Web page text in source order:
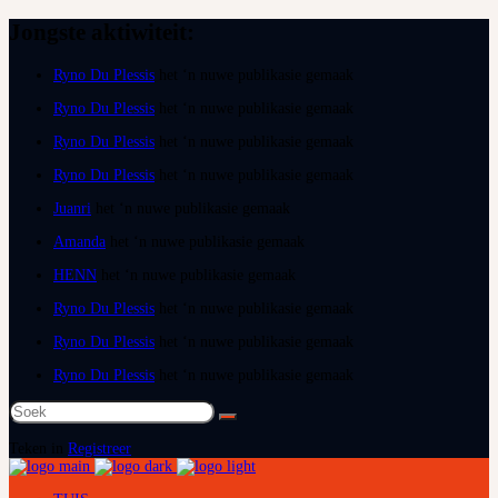
Ryno Du Plessis
Ryno Du Plessis
Ryno Du Plessis
Ryno Du Plessis
Juanri
Amanda
HENN
Ryno Du Plessis
Ryno Du Plessis
Ryno Du Plessis
Soek
na:
Registreer